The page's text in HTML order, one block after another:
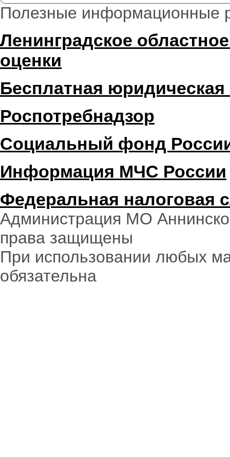
Полезные информационные
Ленинградское
оценки
Бесплатная
Роспотребнадзор
Социальный фонд
Информация МЧС России
Федеральная налоговая
Администрация МО
права защищены
При использовании любых
обязательна